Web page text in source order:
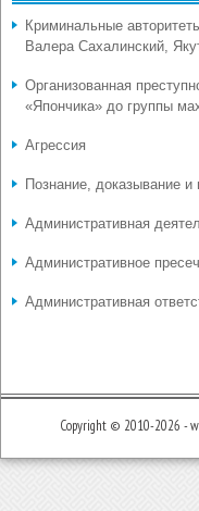
Криминальные
Валера Сахалинский,
Организованная
«Япончика» до группы
Агрессия
Познание, доказывание и
Административная
Административное
Административная
Copyright © 2010-2026 -